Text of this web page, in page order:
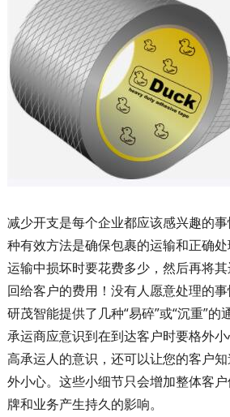
减少开支是每个企业都应该感兴趣的
种有效方法是确保包裹的运输和正确
运输中损坏时要花费多少，然后再将
回给客户的费用！没有人愿意处理的事
研茂智能提供了几种“易碎”或“沉重”的
承运商应意识到在到达客户时要格外
高承运人的意识，还可以让您的客户
外小心。这些小细节只会增加整体客
牌和业务产生持久的影响。